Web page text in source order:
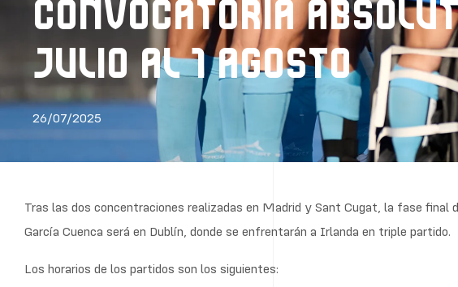
CONVOCATORIA
JULIO AL 1 AGOSTO
26/07/2025
Tras las dos concentraciones realizadas en Madrid y Sant Cugat, la fase final
García Cuenca será en Dublín, donde se enfrentarán a Irlanda en triple partido.
Los horarios de los partidos son los siguientes: